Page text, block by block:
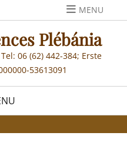
MENU
Plébánia
06 (62) 442-384; Erste
53613091